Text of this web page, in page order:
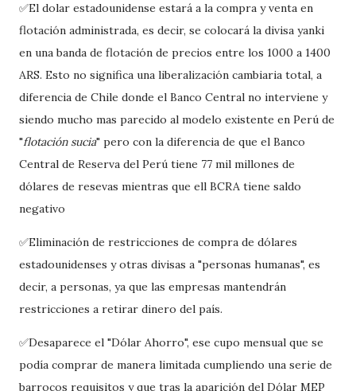
✅El dolar estadounidense estará a la compra y venta en
flotación administrada, es decir, se colocará la divisa yanki
en una banda de flotación de precios entre los 1000 a 1400
ARS. Esto no significa una liberalización cambiaria total, a
diferencia de Chile donde el Banco Central no interviene y
siendo mucho mas parecido al modelo existente en Perú de
"flotación sucia" pero con la diferencia de que el Banco
Central de Reserva del Perú tiene 77 mil millones de
dólares de resevas mientras que ell BCRA tiene saldo
negativo
✅Eliminación de restricciones de compra de dólares
estadounidenses y otras divisas a "personas humanas", es
decir, a personas, ya que las empresas mantendrán
restricciones a retirar dinero del país.
✅Desaparece el "Dólar Ahorro", ese cupo mensual que se
podía comprar de manera limitada cumpliendo una serie de
barrocos requisitos y que tras la aparición del Dólar MEP